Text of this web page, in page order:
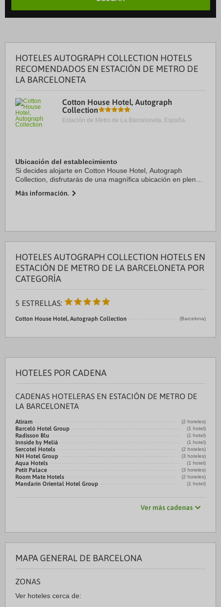
HOTELES AUTOGRAPH COLLECTION HOTELS
RECOMENDADOS EN ESTACIÓN DE METRO DE
LA BARCELONETA
Cotton House Hotel, Autograph
Collection
Estación de Metro de La Barceloneta, España.
Ubicación del establecimiento
Si decides alojarte en Cotton House Hotel, Autograph
Collection, disfrutarás de una magnífica ubicación en pleno
Catalunya y La Rambla. Además, ...
Más información.
HOTELES AUTOGRAPH COLLECTION HOTELS EN
ESTACIÓN DE METRO DE LA BARCELONETA POR
CATEGORÍA
5 ESTRELLAS:
Cotton House Hotel, Autograph Collection (Barcelona)
HOTELES POR CADENA
CADENAS HOTELERAS EN ESTACIÓN DE METRO DE
LA BARCELONETA
Atiram (2 hoteles)
Barceló Hotel Group (1 hotel)
Radisson Blu (1 hotel)
Innside by Meliá (1 hotel)
Sercotel Hotels (2 hoteles)
NH Hotel Group (3 hoteles)
Aqua Hotels (1 hotel)
Petit Palace (3 hoteles)
Room Mate Hotels (2 hoteles)
Mandarin Oriental Hotel Group (1 hotel)
Ver más cadenas
MAPA GENERAL DE BARCELONA
ZONAS
Ver hoteles cerca de: